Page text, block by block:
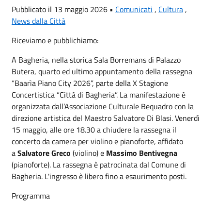
Pubblicato il 13 maggio 2026 • Comunicati , Cultura ,
News dalla Città
Riceviamo e pubblichiamo:
A Bagheria, nella storica Sala Borremans di Palazzo
Butera, quarto ed ultimo appuntamento della rassegna
“Baarìa Piano City 2026”, parte della X Stagione
Concertistica “Città di Bagheria”. La manifestazione è
organizzata dall’Associazione Culturale Bequadro con la
direzione artistica del Maestro Salvatore Di Blasi. Venerdì
15 maggio, alle ore 18.30 a chiudere la rassegna il
concerto da camera per violino e pianoforte, affidato
aSalvatore Greco (violino) e Massimo Bentivegna
(pianoforte). La rassegna è patrocinata dal Comune di
Bagheria. L'ingresso è libero fino a esaurimento posti.
Programma